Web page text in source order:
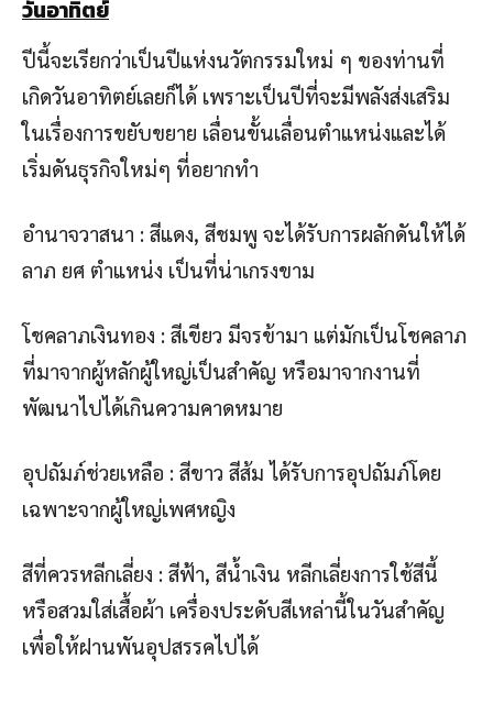
วันอาทิตย์
ปีนี้จะเรียกว่าเป็นปีแห่งนวัตกรรมใหม่ ๆ ของท่านที่
เกิดวันอาทิตย์เลยก็ได้ เพราะเป็นปีที่จะมีพลังส่งเสริม
ในเรื่องการขยับขยาย เลื่อนขั้นเลื่อนตำแหน่งและได้
เริ่มดันธุรกิจใหม่ๆ ที่อยากทำ
อำนาจวาสนา : สีแดง, สีชมพู จะได้รับการผลักดันให้ได้
ลาภ ยศ ตำแหน่ง เป็นที่น่าเกรงขาม
โชคลาภเงินทอง : สีเขียว มีจรข้ามา แต่มักเป็นโชคลาภ
ที่มาจากผู้หลักผู้ใหญ่เป็นสำคัญ หรือมาจากงานที่
พัฒนาไปได้เกินความคาดหมาย
อุปถัมภ์ช่วยเหลือ : สีขาว สีส้ม ได้รับการอุปถัมภ์โดย
เฉพาะจากผู้ใหญ่เพศหญิง
สีที่ควรหลีกเลี่ยง : สีฟ้า, สีน้ำเงิน หลีกเลี่ยงการใช้สีนี้
หรือสวมใส่เสื้อผ้า เครื่องประดับสีเหล่านี้ในวันสำคัญ
เพื่อให้ฝานพันอุปสรรคไปได้